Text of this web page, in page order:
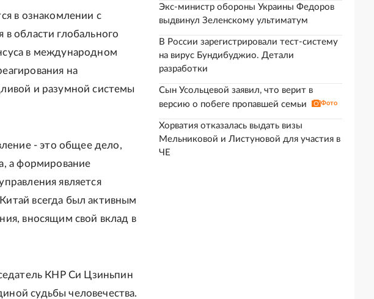
в ознакомлении с
области глобального
в международном
на
и разумной системы
- это общее дело,
а формирование
является
всегда был активным
вносящим свой вклад в
КНР Си Цзиньпин
судьбы человечества.
Экс-министр обороны Украины Федоров
выдвинул Зеленскому ультиматум
В России зарегистрировали тест-систему
на вирус Бундибуджио. Детали
разработки
Сын Усольцевой заявил, что верит в
версию о побеге пропавшей семьи
Фото
Хорватия отказалась выдать визы
Мельниковой и Листуновой для участия в
ЧЕ